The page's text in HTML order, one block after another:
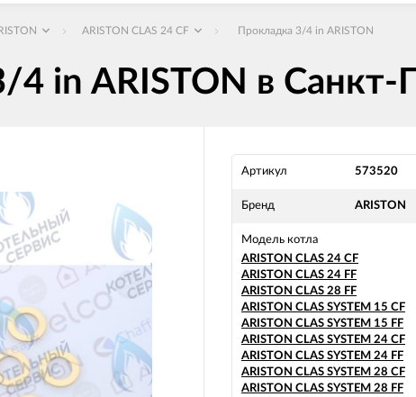
ARISTON CLAS 24 CF Прокладка 3/4 in ARISTON
in ARISTON в Санкт-
Артикул 573520
Бренд ARISTON
Модель котла
ARISTON CLAS 24 CF
ARISTON CLAS 24 FF
ARISTON CLAS 28 FF
ARISTON CLAS SYSTEM 15 CF
ARISTON CLAS SYSTEM 15 FF
ARISTON CLAS SYSTEM 24 CF
ARISTON CLAS SYSTEM 24 FF
ARISTON CLAS SYSTEM 28 CF
ARISTON CLAS SYSTEM 28 FF